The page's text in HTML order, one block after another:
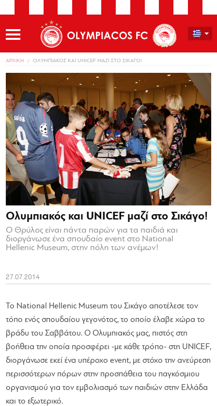
ΑΡΧΙΚΗ ΟΛΥΜΠΙΑΚΟΣ ΚΑΙ UNICEF ΜΑΖΙ ΣΤΟ ΣΙΚΑΓΟ​!
Ολυμπιακός και UNICEF μαζί στο Σικάγο​!
Ο Θρύλος είναι ​πάντα παρών ​για τα παιδιά ​και
διοργάνωσε ένα σπουδαίο event στο ​National
Hellenic Museum​, στην πόλη των ανέμων!
27.07.2014
Το National Hellenic Museum του Σικάγο αποτέλεσε τον
τόπο ενός σπουδαίου γεγονότος, το οποίο έλαβε χώρα το
βράδυ του Σαββάτου. Ο Ολυμπιακός μας, πιστός στη
βοήθεια την οποία προσφέρει -με κάθε τρόπο- στη UNICEF,
διοργάνωσε εκεί ένα υπέροχο event, με στόχο την ανεύρεση
περισσότερων πόρων ​στην​ προσπάθεια του παγκόσμιου
οργανισμού για τον εμβολιασμό των παιδιών στην Ελλάδα
και το εξωτερικό.